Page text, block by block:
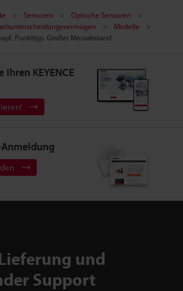
Sensoren
Optische Sensoren
Modelle
Punkttyp, Großer Messabstand
Ihren KEYENCE
und
Support